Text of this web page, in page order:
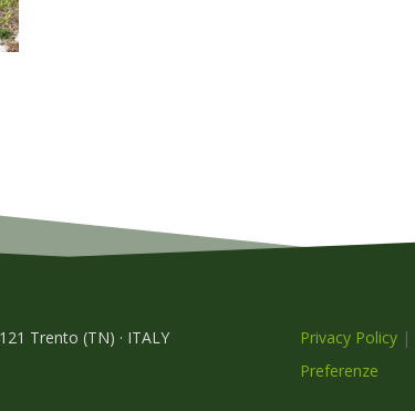
Trento (TN) · ITALY
Privacy Policy |
Preferenze